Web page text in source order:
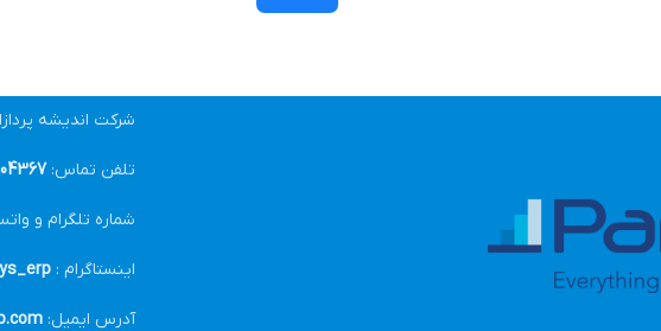
شرکت اندیشه
تلفن تماس:021
شماره تلگرام و
اینستاگرام :
آدرس ایمیل: